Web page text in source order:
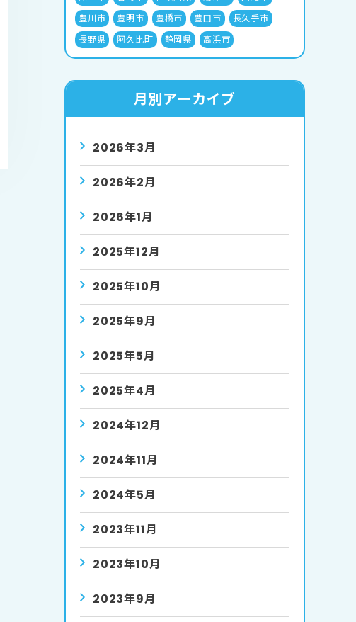
豊川市
豊明市 豊橋市 豊田市
長久手市
長野県
阿久比町 静岡県 高浜市
月別アーカイブ
2026年3月
2026年2月
2026年1月
2025年12月
2025年10月
2025年9月
2025年5月
2025年4月
2024年12月
2024年11月
2024年5月
2023年11月
2023年10月
2023年9月